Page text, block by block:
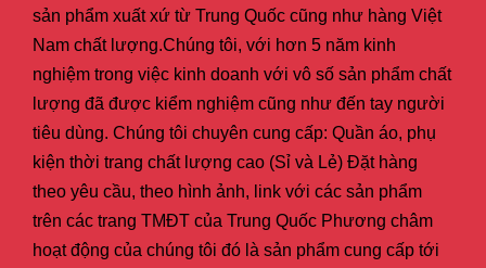
sản phẩm xuất xứ từ Trung Quốc cũng như hàng Việt
Nam chất lượng.Chúng tôi, với hơn 5 năm kinh
nghiệm trong việc kinh doanh với vô số sản phẩm chất
lượng đã được kiểm nghiệm cũng như đến tay người
tiêu dùng. Chúng tôi chuyên cung cấp: Quần áo, phụ
kiện thời trang chất lượng cao (Sỉ và Lẻ) Đặt hàng
theo yêu cầu, theo hình ảnh, link với các sản phẩm
trên các trang TMĐT của Trung Quốc Phương châm
hoạt động của chúng tôi đó là sản phẩm cung cấp tới